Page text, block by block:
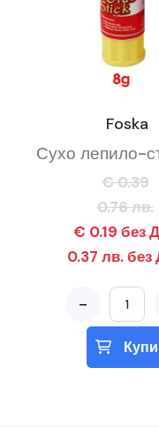
Foska
Сухо лепило-
€ 0.39
0.76 лв.
€ 0.19 без
0.37 лв.
-
Купи